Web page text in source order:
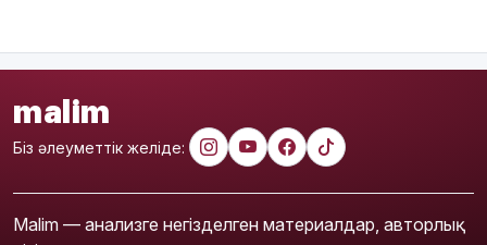
malim
Біз әлеуметтік желіде:
Malim — анализге негізделген материалдар, авторлық